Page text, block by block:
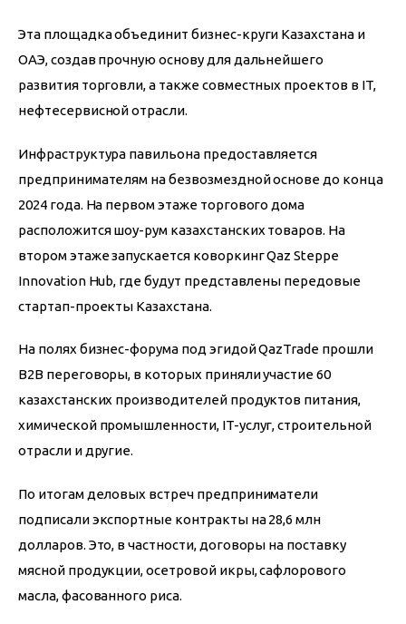
Эта площадка объединит бизнес-круги Казахстана и
ОАЭ, создав прочную основу для дальнейшего
развития торговли, а также совместных проектов в IT,
нефтесервисной отрасли.
Инфраструктура павильона предоставляется
предпринимателям на безвозмездной основе до конца
2024 года. На первом этаже торгового дома
расположится шоу-рум казахстанских товаров. На
втором этаже запускается коворкинг Qaz Steppe
Innovation Hub, где будут представлены передовые
стартап-проекты Казахстана.
На полях бизнес-форума под эгидой QazTrade прошли
B2B переговоры, в которых приняли участие 60
казахстанских производителей продуктов питания,
химической промышленности, IT-услуг, строительной
отрасли и другие.
По итогам деловых встреч предприниматели
подписали экспортные контракты на 28,6 млн
долларов. Это, в частности, договоры на поставку
мясной продукции, осетровой икры, сафлорового
масла, фасованного риса.